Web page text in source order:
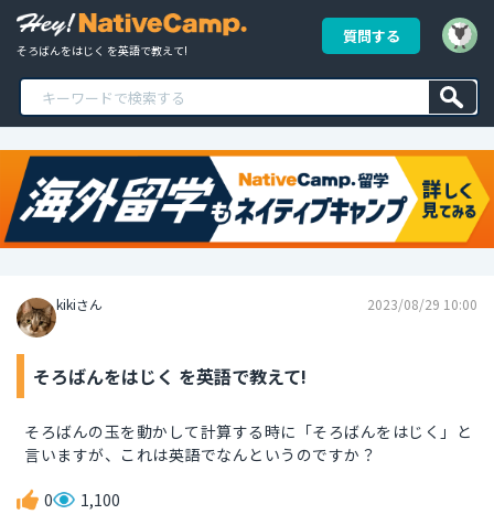
そろばんをはじく を英語で教えて!
質問する
kikiさん 2023/08/29 10:00
そろばんをはじく を英語で教えて!
そろばんの玉を動かして計算する時に「そろばんをはじく」と
言いますが、これは英語でなんというのですか？
0 1,100